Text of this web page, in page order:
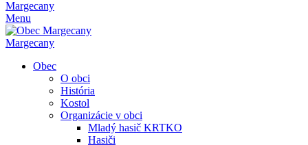
Margecany
Menu
Margecany
Obec
O obci
História
Kostol
Organizácie v obci
Mladý hasič KRTKO
Hasiči